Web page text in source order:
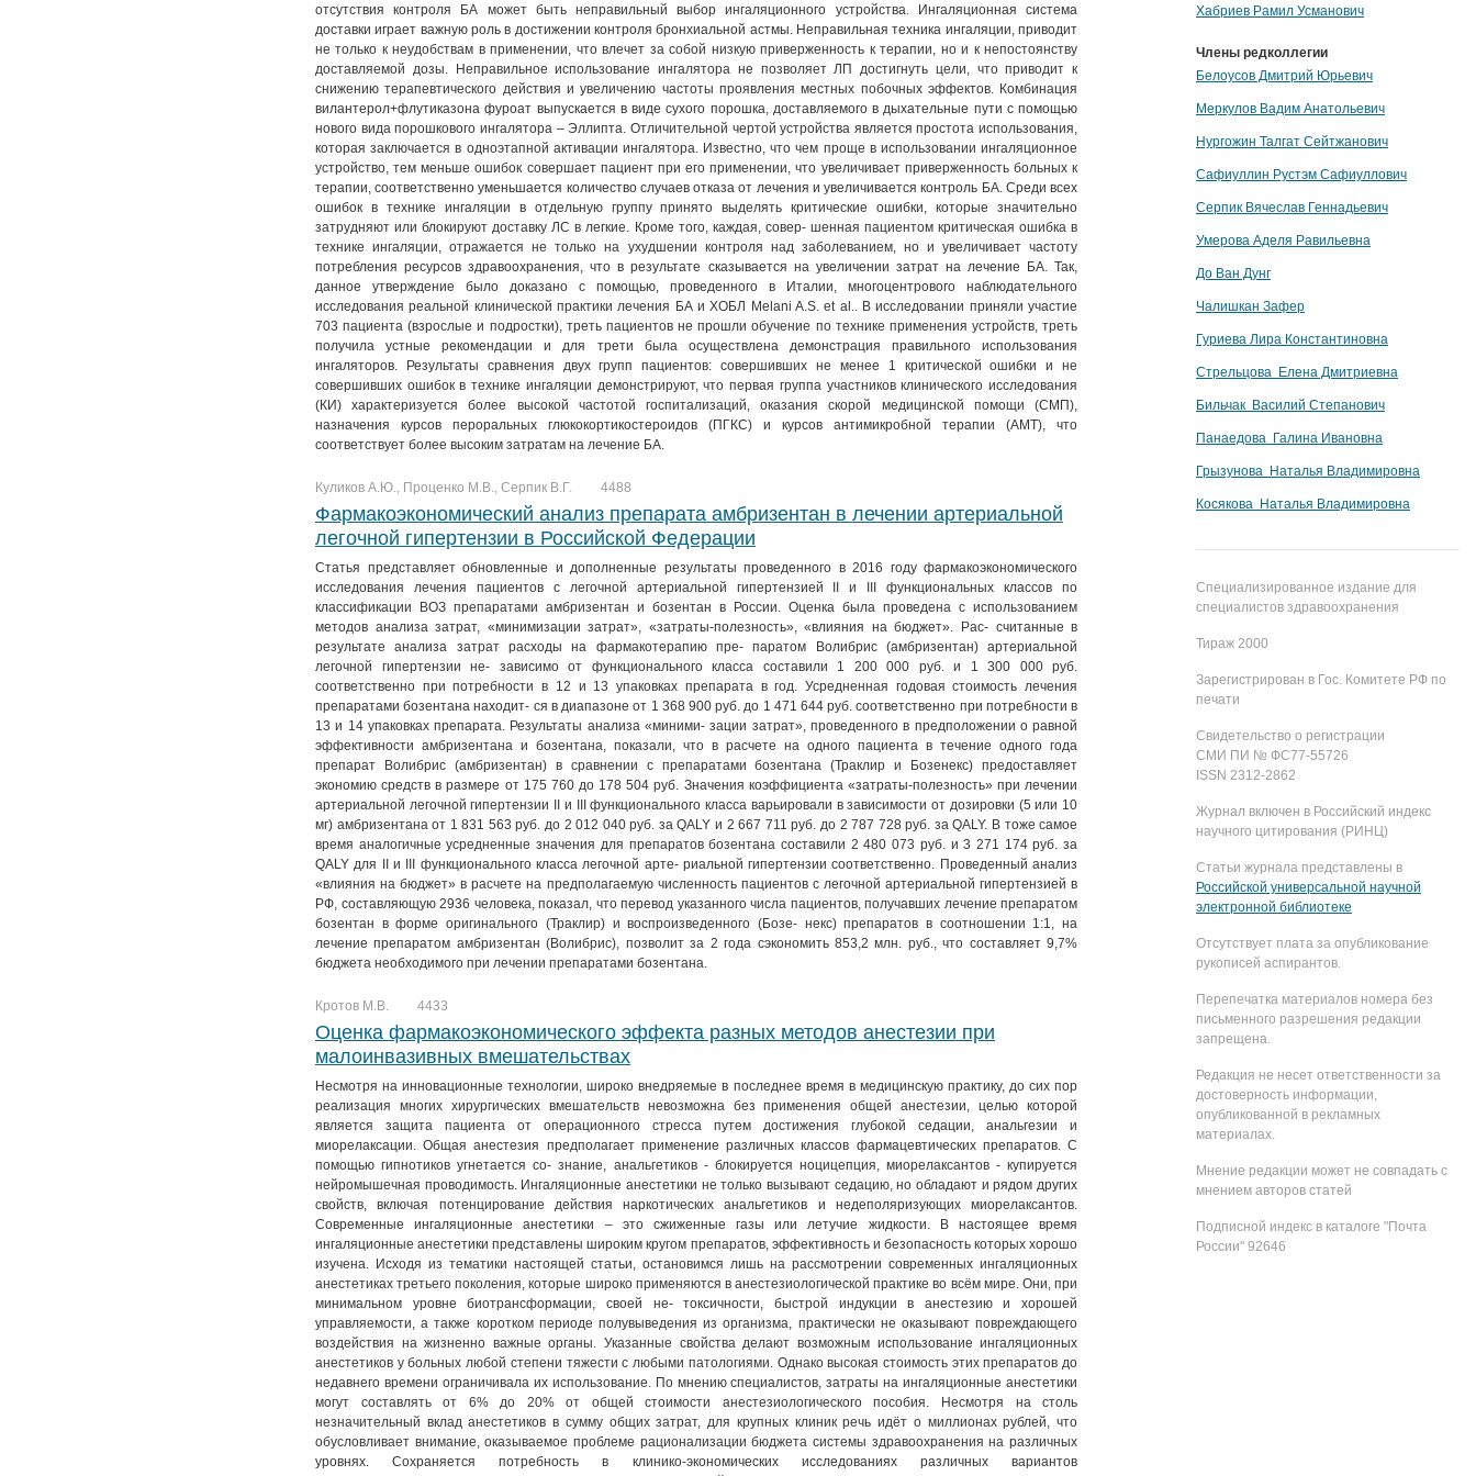
отсутствия контроля БА может быть неправильный выбор ингаляционного устройства. Ингаляционная система
доставки играет важную роль в достижении контроля бронхиальной астмы. Неправильная техника ингаляции, приводит
не только к неудобствам в применении, что влечет за собой низкую приверженность к терапии, но и к непостоянству
доставляемой дозы. Неправильное использование ингалятора не позволяет ЛП достигнуть цели, что приводит к
снижению терапевтического действия и увеличению частоты проявления местных побочных эффектов. Комбинация
вилантерол+флутиказона фуроат выпускается в виде сухого порошка, доставляемого в дыхательные пути с помощью
нового вида порошкового ингалятора – Эллипта. Отличительной чертой устройства является простота использования,
которая заключается в одноэтапной активации ингалятора. Известно, что чем проще в использовании ингаляционное
устройство, тем меньше ошибок совершает пациент при его применении, что увеличивает приверженность больных к
терапии, соответственно уменьшается количество случаев отказа от лечения и увеличивается контроль БА. Среди всех
ошибок в технике ингаляции в отдельную группу принято выделять критические ошибки, которые значительно
затрудняют или блокируют доставку ЛС в легкие. Кроме того, каждая, совер- шенная пациентом критическая ошибка в
технике ингаляции, отражается не только на ухудшении контроля над заболеванием, но и увеличивает частоту
потребления ресурсов здравоохранения, что в результате сказывается на увеличении затрат на лечение БА. Так,
данное утверждение было доказано с помощью, проведенного в Италии, многоцентрового наблюдательного
исследования реальной клинической практики лечения БА и ХОБЛ Melani A.S. et al.. В исследовании приняли участие
703 пациента (взрослые и подростки), треть пациентов не прошли обучение по технике применения устройств, треть
получила устные рекомендации и для трети была осуществлена демонстрация правильного использования
ингаляторов. Результаты сравнения двух групп пациентов: совершивших не менее 1 критической ошибки и не
совершивших ошибок в технике ингаляции демонстрируют, что первая группа участников клинического исследования
(КИ) характеризуется более высокой частотой госпитализаций, оказания скорой медицинской помощи (СМП),
назначения курсов пероральных глюкокортикостероидов (ПГКС) и курсов антимикробной терапии (АМТ), что
соответствует более высоким затратам на лечение БА.
Куликов А.Ю., Проценко М.В., Серпик В.Г. 4488
Фармакоэкономический анализ препарата амбризентан в лечении артериальной
легочной гипертензии в Российской Федерации
Cтатья представляет обновленные и дополненные результаты проведенного в 2016 году фармакоэкономического
исследования лечения пациентов с легочной артериальной гипертензией II и III функциональных классов по
классификации ВОЗ препаратами амбризентан и бозентан в России. Оценка была проведена с использованием
методов анализа затрат, «минимизации затрат», «затраты-полезность», «влияния на бюджет». Рас- считанные в
результате анализа затрат расходы на фармакотерапию пре- паратом Волибрис (амбризентан) артериальной
легочной гипертензии не- зависимо от функционального класса составили 1 200 000 руб. и 1 300 000 руб.
соответственно при потребности в 12 и 13 упаковках препарата в год. Усредненная годовая стоимость лечения
препаратами бозентана находит- ся в диапазоне от 1 368 900 руб. до 1 471 644 руб. соответственно при потребности в
13 и 14 упаковках препарата. Результаты анализа «миними- зации затрат», проведенного в предположении о равной
эффективности амбризентана и бозентана, показали, что в расчете на одного пациента в течение одного года
препарат Волибрис (амбризентан) в сравнении с препаратами бозентана (Траклир и Бозенекс) предоставляет
экономию средств в размере от 175 760 до 178 504 руб. Значения коэффициента «затраты-полезность» при лечении
артериальной легочной гипертензии II и III функционального класса варьировали в зависимости от дозировки (5 или 10
мг) амбризентана от 1 831 563 руб. до 2 012 040 руб. за QALY и 2 667 711 руб. до 2 787 728 руб. за QALY. В тоже самое
время аналогичные усредненные значения для препаратов бозентана составили 2 480 073 руб. и 3 271 174 руб. за
QALY для II и III функционального класса легочной арте- риальной гипертензии соответственно. Проведенный анализ
«влияния на бюджет» в расчете на предполагаемую численность пациентов с легочной артериальной гипертензией в
РФ, составляющую 2936 человека, показал, что перевод указанного числа пациентов, получавших лечение препаратом
бозентан в форме оригинального (Траклир) и воспроизведенного (Бозе- некс) препаратов в соотношении 1:1, на
лечение препаратом амбризентан (Волибрис), позволит за 2 года сэкономить 853,2 млн. руб., что составляет 9,7%
бюджета необходимого при лечении препаратами бозентана.
Кротов М.В. 4433
Оценка фармакоэкономического эффекта разных методов анестезии при
малоинвазивных вмешательствах
Несмотря на инновационные технологии, широко внедряемые в последнее время в медицинскую практику, до сих пор
реализация многих хирургических вмешательств невозможна без применения общей анестезии, целью которой
является защита пациента от операционного стресса путем достижения глубокой седации, анальгезии и
миорелаксации. Общая анестезия предполагает применение различных классов фармацевтических препаратов. С
помощью гипнотиков угнетается со- знание, анальгетиков - блокируется ноцицепция, миорелаксантов - купируется
нейромышечная проводимость. Ингаляционные анестетики не только вызывают седацию, но обладают и рядом других
свойств, включая потенцирование действия наркотических анальгетиков и недеполяризующих миорелаксантов.
Современные ингаляционные анестетики – это сжиженные газы или летучие жидкости. В настоящее время
ингаляционные анестетики представлены широким кругом препаратов, эффективность и безопасность которых хорошо
изучена. Исходя из тематики настоящей статьи, остановимся лишь на рассмотрении современных ингаляционных
анестетиках третьего поколения, которые широко применяются в анестезиологической практике во всём мире. Они, при
минимальном уровне биотрансформации, своей не- токсичности, быстрой индукции в анестезию и хорошей
управляемости, а также коротком периоде полувыведения из организма, практически не оказывают повреждающего
воздействия на жизненно важные органы. Указанные свойства делают возможным использование ингаляционных
анестетиков у больных любой степени тяжести с любыми патологиями. Однако высокая стоимость этих препаратов до
недавнего времени ограничивала их использование. По мнению специалистов, затраты на ингаляционные анестетики
могут составлять от 6% до 20% от общей стоимости анестезиологического пособия. Несмотря на столь
незначительный вклад анестетиков в сумму общих затрат, для крупных клиник речь идёт о миллионах рублей, что
обусловливает внимание, оказываемое проблеме рационализации бюджета системы здравоохранения на различных
уровнях. Сохраняется потребность в клинико-экономических исследованиях различных вариантов
Хабриев Рамил Усманович
Члены редколлегии
Белоусов Дмитрий Юрьевич
Меркулов Вадим Анатольевич
Нургожин Талгат Сейтжанович
Сафиуллин Рустэм Сафиуллович
Серпик Вячеслав Геннадьевич
Умерова Аделя Равильевна
До Ван Дунг
Чалишкан Зафер
Гуриева Лира Константиновна
Стрельцова Елена Дмитриевна
Бильчак Василий Степанович
Панаедова Галина Ивановна
Грызунова Наталья Владимировна
Косякова Наталья Владимировна
Специализированное издание для
специалистов здравоохранения
Тираж 2000
Зарегистрирован в Гос. Комитете РФ по
печати
Свидетельство о регистрации
СМИ ПИ № ФС77-55726
ISSN 2312-2862
Журнал включен в Российский индекс
научного цитирования (РИНЦ)
Статьи журнала представлены в
Российской универсальной научной
электронной библиотеке
Отсутствует плата за опубликование
рукописей аспирантов.
Перепечатка материалов номера без
письменного разрешения редакции
запрещена.
Редакция не несет ответственности за
достоверность информации,
опубликованной в рекламных
материалах.
Мнение редакции может не совпадать с
мнением авторов статей
Подписной индекс в каталоге "Почта
России" 92646